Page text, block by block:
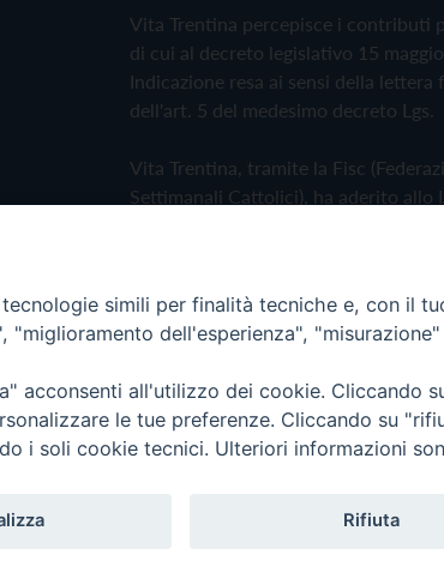
Vita Trentina percepisce i contributi
di cui al decreto legislativo 15
Indicazione resa ai sensi della lettera
dell'art. 5 del medesimo decreto Lgs.
Vita Trentina, tramite la Fisc
Settimanali Cattolici), ha aderito allo
Privacy Policy Cookie Policy
- Vita Trentina Editrice
simili per finalità tecniche e, con il
"miglioramento dell'esperienza",
acconsenti all'utilizzo dei cookie. Cliccando
le tue preferenze. Cliccando su
i soli cookie tecnici. Ulteriori informazioni
Rifiuta